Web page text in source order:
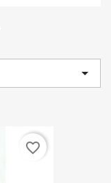

favorite_border